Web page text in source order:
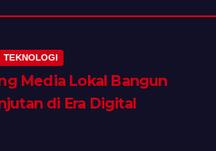
TEKNOLOGI
Media Lokal Bangun
di Era Digital